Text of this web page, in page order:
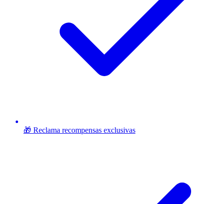
🎁 Reclama recompensas exclusivas